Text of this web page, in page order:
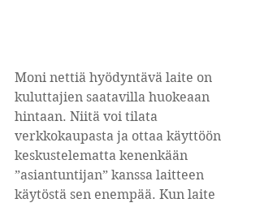
Moni nettiä hyödyntävä laite on
kuluttajien saatavilla huokeaan
hintaan. Niitä voi tilata
verkkokaupasta ja ottaa käyttöön
keskustelematta kenenkään
”asiantuntijan” kanssa laitteen
käytöstä sen enempää. Kun laite